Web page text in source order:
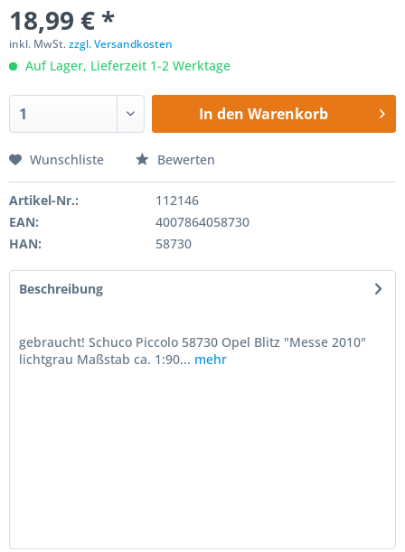
18,99 € *
inkl. MwSt.zzgl. Versandkosten
Auf Lager, Lieferzeit 1-2 Werktage
In den Warenkorb
Wunschliste Bewerten
Artikel-Nr.:
112146
EAN:
4007864058730
HAN:
58730
Beschreibung
gebraucht! Schuco Piccolo 58730 Opel Blitz "Messe 2010"
lichtgrau Maßstab ca. 1:90... mehr